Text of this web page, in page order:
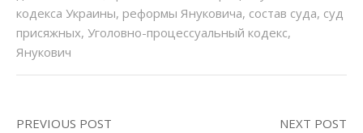
кодекса Украины, реформы Януковича, состав суда, суд
присяжных, Уголовно-процессуальный кодекс,
Янукович
PREVIOUS POST NEXT POST